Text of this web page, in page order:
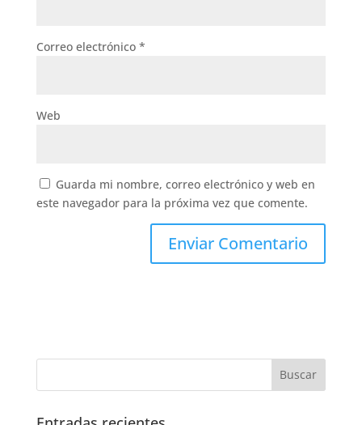
Correo electrónico *
Web
Guarda mi nombre, correo electrónico y web en
este navegador para la próxima vez que comente.